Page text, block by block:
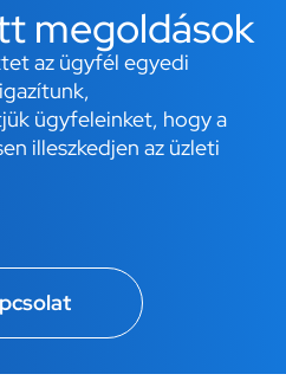
megoldások
az ügyfél egyedi
ügyfeleinket, hogy a
illeszkedjen az üzleti